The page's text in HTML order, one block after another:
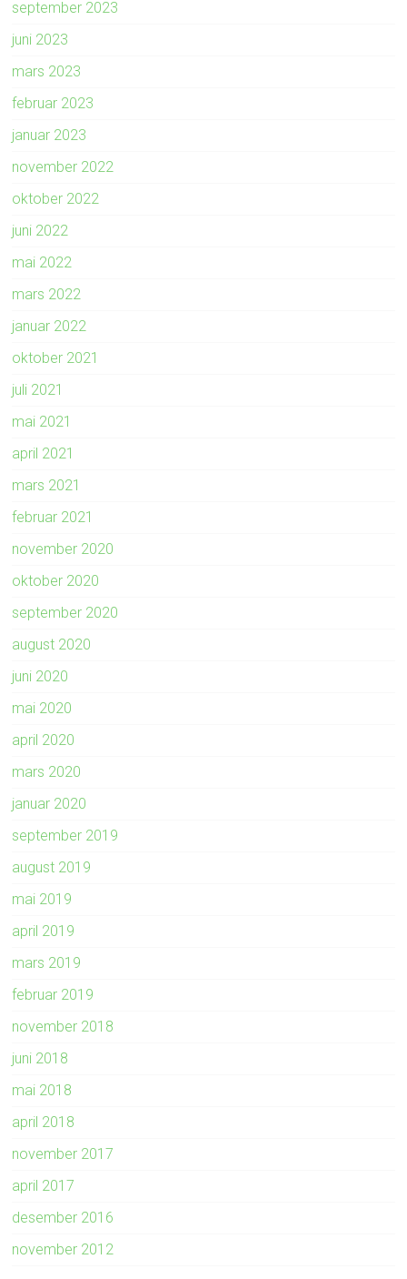
september 2023
juni 2023
mars 2023
februar 2023
januar 2023
november 2022
oktober 2022
juni 2022
mai 2022
mars 2022
januar 2022
oktober 2021
juli 2021
mai 2021
april 2021
mars 2021
februar 2021
november 2020
oktober 2020
september 2020
august 2020
juni 2020
mai 2020
april 2020
mars 2020
januar 2020
september 2019
august 2019
mai 2019
april 2019
mars 2019
februar 2019
november 2018
juni 2018
mai 2018
april 2018
november 2017
april 2017
desember 2016
november 2012